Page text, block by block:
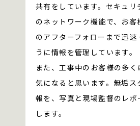
共有をしています。セキュリ
のネットワーク機能で、お
のアフターフォローまで迅
うに情報を管理しています。
また、工事中のお客様の多
気になると思います。無垢
報を、写真と現場監督のレ
します。